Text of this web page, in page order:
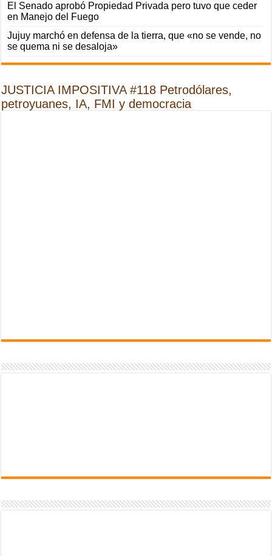
El Senado aprobó Propiedad Privada pero tuvo que ceder
en Manejo del Fuego
Jujuy marchó en defensa de la tierra, que «no se vende, no
se quema ni se desaloja»
JUSTICIA IMPOSITIVA #118 Petrodólares,
petroyuanes, IA, FMI y democracia